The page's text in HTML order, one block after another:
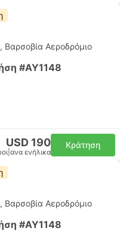
Βαρσοβία Αεροδρόμιο
#AY1148
USD 190
ανα ενήλικα
Κράτηση
Βαρσοβία Αεροδρόμιο
#AY1148